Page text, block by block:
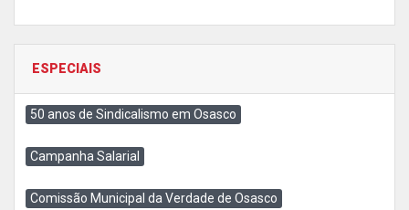
ESPECIAIS
50 anos de Sindicalismo em Osasco
Campanha Salarial
Comissão Municipal da Verdade de Osasco